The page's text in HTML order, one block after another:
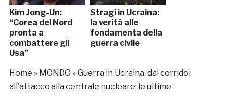
Kim Jong-Un:
“Corea del Nord
pronta a
combattere gli
Usa”
Stragi in Ucraina:
la verità alle
fondamenta della
guerra civile
Home » MONDO »Guerra in Ucraina, dai corridoi
all’attacco alla centrale nucleare: le ultime